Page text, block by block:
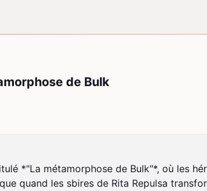
de Bulk
*"La métamorphose de Bulk"*, où les
quand les sbires de Rita Repulsa